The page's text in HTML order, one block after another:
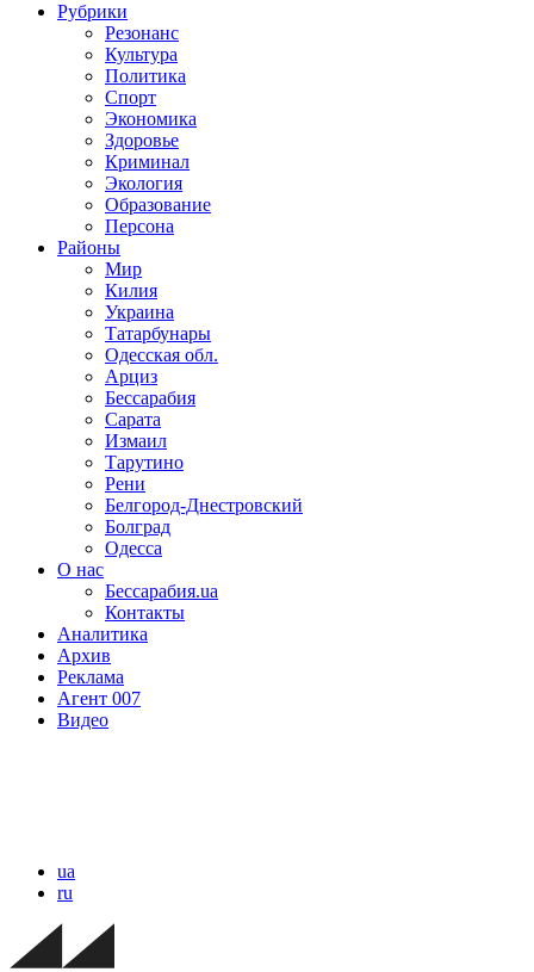
Рубрики
Резонанс
Культура
Политика
Спорт
Экономика
Здоровье
Криминал
Экология
Образование
Персона
Районы
Мир
Килия
Украина
Татарбунары
Одесская обл.
Арциз
Бессарабия
Сарата
Измаил
Тарутино
Рени
Белгород-Днестровский
Болград
Одесса
О нас
Бессарабия.ua
Контакты
Аналитика
Архив
Реклама
Агент 007
Видео
ua
ru